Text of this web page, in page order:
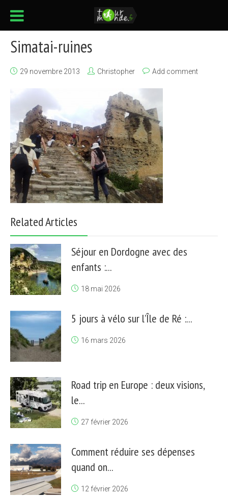
Simatai-ruines
29 novembre 2013 Christopher Add comment
Related Articles
Séjour en Dordogne avec des
enfants :...
18 mai 2026
5 jours à vélo sur l’Île de Ré :...
16 mars 2026
Road trip en Europe : deux visions,
le...
27 février 2026
Comment réduire ses dépenses
quand on...
12 février 2026